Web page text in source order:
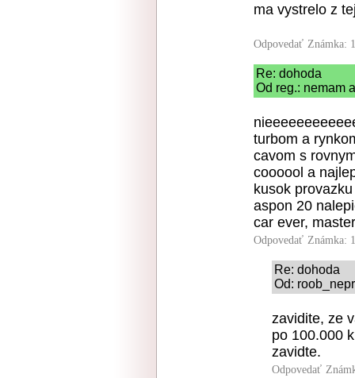
ma vystrelo z
Odpovedať Známka:
Re: dohoda
Od reg.: nemam
turbom a
cavom s
coooool a
kusok
aspon 20
car ever,
Odpovedať Známka:
Re: dohoda
Od:
zavidite, ze
po 100.000
zavidte.
Odpovedať